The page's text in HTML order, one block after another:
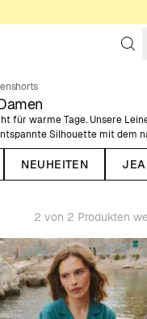
für warme Tage. Unsere
Silhouette mit dem
ideal für sommerliche
und entspannte
kühles Gefühl und behalten
NEUHEITEN
2 von 2 Produkten